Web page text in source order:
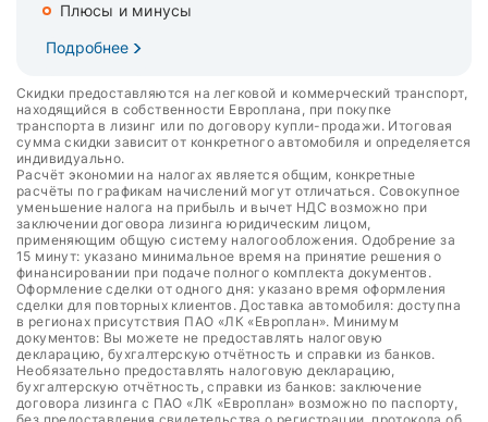
Плюсы и минусы
Подробнее
Скидки предоставляются на легковой и коммерческий транспорт,
находящийся в собственности Европлана, при покупке
транспорта в лизинг или по договору купли-продажи. Итоговая
сумма скидки зависит от конкретного автомобиля и определяется
индивидуально.
Расчёт экономии на налогах является общим, конкретные
расчёты по графикам начислений могут отличаться. Совокупное
уменьшение налога на прибыль и вычет НДС возможно при
заключении договора лизинга юридическим лицом,
применяющим общую систему налогообложения. Одобрение за
15 минут: указано минимальное время на принятие решения о
финансировании при подаче полного комплекта документов.
Оформление сделки от одного дня: указано время оформления
сделки для повторных клиентов. Доставка автомобиля: доступна
в регионах присутствия ПАО «ЛК «Европлан». Минимум
документов: Вы можете не предоставлять налоговую
декларацию, бухгалтерскую отчётность и справки из банков.
Необязательно предоставлять налоговую декларацию,
бухгалтерскую отчётность, справки из банков: заключение
договора лизинга с ПАО «ЛК «Европлан» возможно по паспорту,